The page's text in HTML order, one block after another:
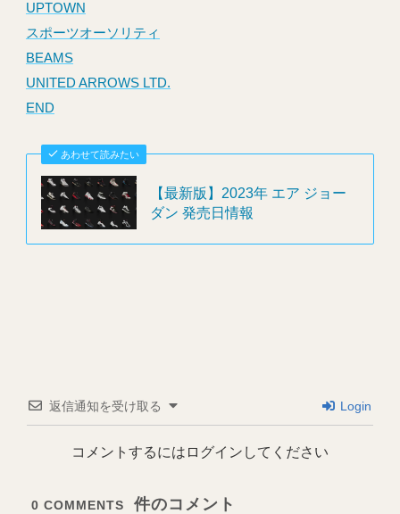
UPTOWN
スポーツオーソリティ
BEAMS
UNITED ARROWS LTD.
END
あわせて読みたい
【最新版】2023年 エア ジョー
ダン 発売日情報
返信通知を受け取る Login
コメントするにはログインしてください
0 COMMENTS